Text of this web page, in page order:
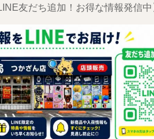
友だち追加！お得な情報発信中